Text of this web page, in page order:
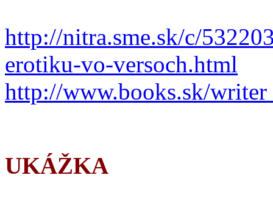
http://nitra.sme.sk/c/
erotiku-vo-versoch.html
http://www.books.sk/
UKÁŽKA